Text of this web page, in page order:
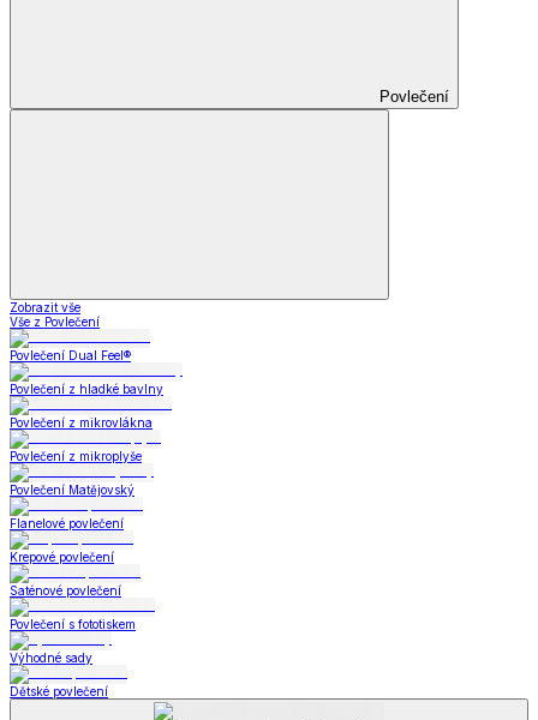
Povlečení
Zobrazit vše
Vše z Povlečení
Povlečení Dual Feel®
Povlečení z hladké bavlny
Povlečení z mikrovlákna
Povlečení z mikroplyše
Povlečení Matějovský
Flanelové povlečení
Krepové povlečení
Saténové povlečení
Povlečení s fototiskem
Výhodné sady
Dětské povlečení